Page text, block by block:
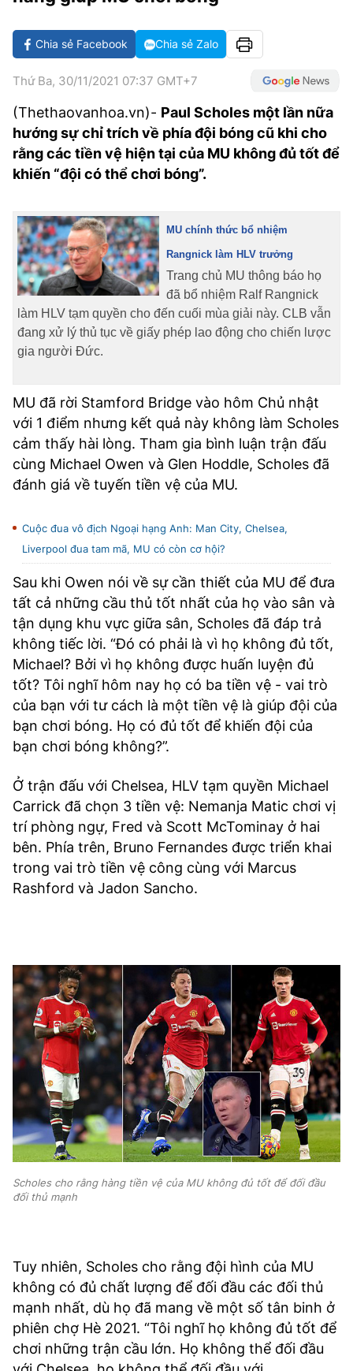
GOLF
CÁC CÚP CHÂU ÂU
BẢNG XẾP HẠNG
VĂN HÓA
GIẢI TRÍ
DIỄN ĐÀN
CÔNG NGHIỆP VĂN HÓA
NHỊP ĐẬP SỨC KHỎE
X-QUANG TIN ĐỒN
VIẾT LẠI ƯỚC MƠ
GIẢI TRÍ
PHIM
ÂM NHẠC
DU LỊCH
TIN TỨC
ĐIỂM ĐẾN
ẢNH
ẨM THỰC
TƯ VẤN
THẾ GIỚI SAO
HIGHTECH
TIÊU ĐIỂM - SPOTLIGHT
INFOGRAPHIC
E-MAGAZINE
BÁO GIẤY
CỐNG HIẾN
BÙI XUÂN PHÁI
TIỆN ÍCH
Hotline: 0981.119.189
Điện thoại: 024.38254756
MẠNG XÃ HỘI
Chia sẻ Facebook Chia sẻ Zalo
Thứ Ba, 30/11/2021 07:37 GMT+7
(Thethaovanhoa.vn)- Paul Scholes một lần nữa
hướng sự chỉ trích về phía đội bóng cũ khi cho
rằng các tiền vệ hiện tại của MU không đủ tốt để
khiến “đội có thể chơi bóng”.
MU chính thức bổ nhiệm
Rangnick làm HLV trưởng
Trang chủ MU thông báo họ
đã bổ nhiệm Ralf Rangnick
làm HLV tạm quyền cho đến cuối mùa giải này. CLB vẫn
đang xử lý thủ tục về giấy phép lao động cho chiến lược
gia người Đức.
MU đã rời Stamford Bridge vào hôm Chủ nhật
với 1 điểm nhưng kết quả này không làm Scholes
cảm thấy hài lòng. Tham gia bình luận trận đấu
cùng Michael Owen và Glen Hoddle, Scholes đã
đánh giá về tuyến tiền vệ của MU.
Cuộc đua vô địch Ngoại hạng Anh: Man City, Chelsea,
Liverpool đua tam mã, MU có còn cơ hội?
Sau khi Owen nói về sự cần thiết của MU để đưa
tất cả những cầu thủ tốt nhất của họ vào sân và
tận dụng khu vực giữa sân, Scholes đã đáp trả
không tiếc lời. “Đó có phải là vì họ không đủ tốt,
Michael? Bởi vì họ không được huấn luyện đủ
tốt? Tôi nghĩ hôm nay họ có ba tiền vệ - vai trò
của bạn với tư cách là một tiền vệ là giúp đội của
bạn chơi bóng. Họ có đủ tốt để khiến đội của
bạn chơi bóng không?”.
Ở trận đấu với Chelsea, HLV tạm quyền Michael
Carrick đã chọn 3 tiền vệ: Nemanja Matic chơi vị
trí phòng ngự, Fred và Scott McTominay ở hai
bên. Phía trên, Bruno Fernandes được triển khai
trong vai trò tiền vệ công cùng với Marcus
Rashford và Jadon Sancho.
Scholes cho rằng hàng tiền vệ của MU không đủ tốt để đối đầu
đối thủ mạnh
Tuy nhiên, Scholes cho rằng đội hình của MU
không có đủ chất lượng để đối đầu các đối thủ
mạnh nhất, dù họ đã mang về một số tân binh ở
phiên chợ Hè 2021. “Tôi nghĩ họ không đủ tốt để
chơi những trận cầu lớn. Họ không thể đối đầu